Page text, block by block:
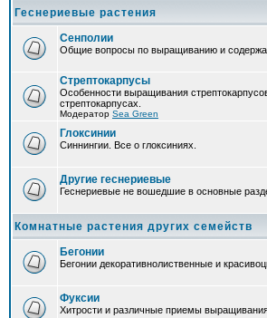
Геснериевые растения
Сенполии
Общие вопросы по выращиванию и
Стрептокарпусы
Особенности выращивания
стрептокарпусах.
Модератор Sea Green
Глоксинии
Синнингии. Все о глоксиниях.
Другие геснериевые
Геснериевые не вошедшие в основные
Комнатные растения других семейств
Бегонии
Бегонии декоративнолиственные и
Фуксии
Хитрости и различные приемы